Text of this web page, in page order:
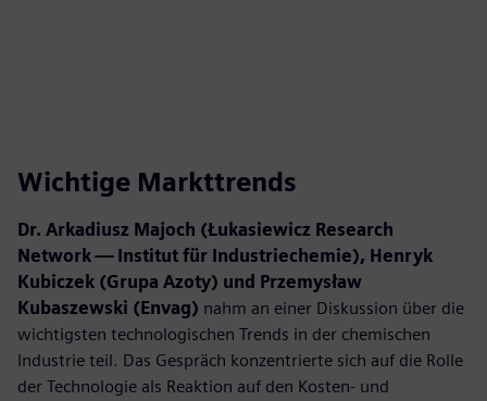
Wichtige Markttrends
Dr. Arkadiusz Majoch (Łukasiewicz Research
Network — Institut für Industriechemie), Henryk
Kubiczek (Grupa Azoty) und Przemysław
Kubaszewski (Envag) nahm an einer Diskussion über die
wichtigsten technologischen Trends in der chemischen
Industrie teil. Das Gespräch konzentrierte sich auf die Rolle
der Technologie als Reaktion auf den Kosten- und